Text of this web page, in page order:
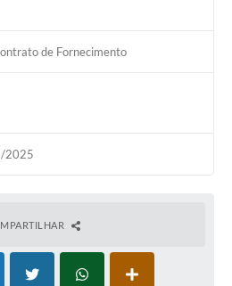
de Fornecimento
2025